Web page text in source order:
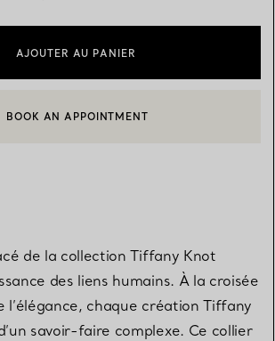
AJOUTER AU PANIER
CONSEILLER CLIENT OU PRENDRE RENDEZ-
BOOK AN APPOINTMENT
de la collection Tiffany Knot
des liens humains. À la croisée
l’élégance, chaque création Tiffany
savoir-faire complexe. Ce collier